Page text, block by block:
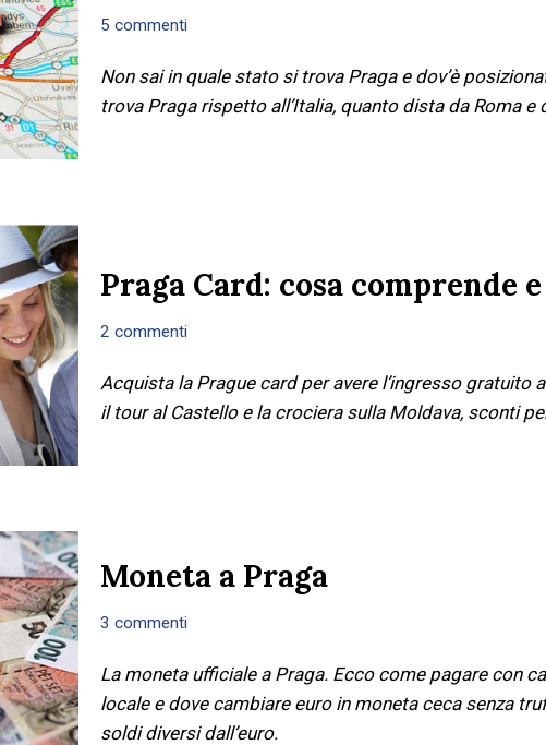
5 commenti
Non sai in quale stato si trova Praga e dov’è
trova Praga rispetto all’Italia, quanto dista da Roma e
Praga Card: cosa comprende
2 commenti
Acquista la Prague card per avere l’ingresso
il tour al Castello e la crociera sulla Moldava, sconti
Moneta a Praga
3 commenti
La moneta ufficiale a Praga. Ecco come pagare con
locale e dove cambiare euro in moneta ceca senza
soldi diversi dall’euro.